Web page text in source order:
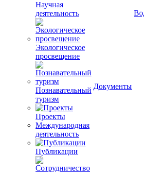
Научная
деятельность
Экологическое
просвещение
Познавательный
туризм
Проекты
Международная
деятельность
Публикации
Документы